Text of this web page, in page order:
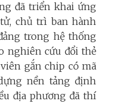
đã triển khai ứng
chủ trì ban hành
trong hệ thống
nghiên cứu đổi thẻ
gắn chip có mã
nền tảng định
địa phương đã thí